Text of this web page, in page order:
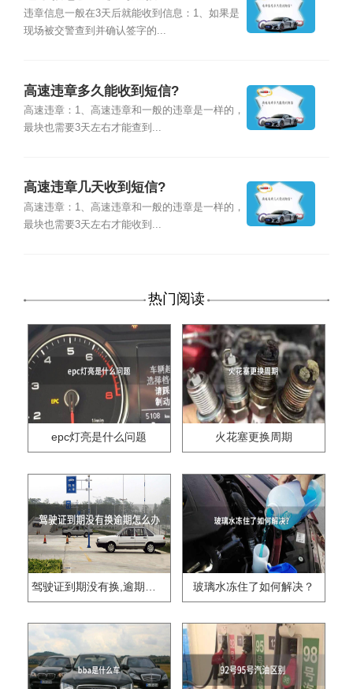
违章信息一般在3天后就能收到信息：1、如果是
现场被交警查到并确认签字的...
高速违章多久能收到短信?
高速违章：1、高速违章和一般的违章是一样的，
最块也需要3天左右才能查到...
高速违章几天收到短信?
高速违章：1、高速违章和一般的违章是一样的，
最块也需要3天左右才能收到...
热门阅读
epc灯亮是什么问题 火花塞更换周期
玻璃水冻住了如何解决？